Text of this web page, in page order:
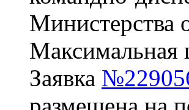
Министерства
Максимальная
Заявка